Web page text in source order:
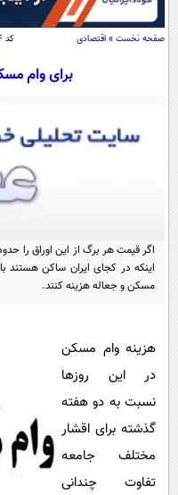
صفحه نخست » اقتصادی کد
برای وام
مسکن و جعاله هزینه کنند.
هزینه وام مسکن
در این روزها
نسبت به دو هفته
گذشته برای اقشار
مختلف جامعه
تفاوت چندانی